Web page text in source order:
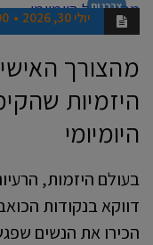
צרכנות
יולי 30, 2026
מהצורך
היזמיות
היומיומי
בעולם היזמות,
דווקא בנקודות
הכירו את הנשים